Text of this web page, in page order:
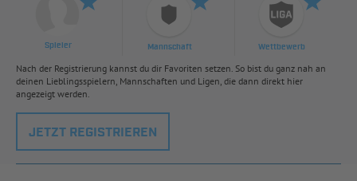
Spieler Mannschaft Wettbewerb
Nach der Registrierung kannst du dir Favoriten setzen. So bist du ganz nah an
deinen Lieblingsspielern, Mannschaften und Ligen, die dann direkt hier
angezeigt werden.
JETZT REGISTRIEREN